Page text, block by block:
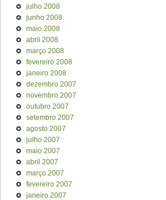
julho 2008
junho 2008
maio 2008
abril 2008
março 2008
fevereiro 2008
janeiro 2008
dezembro 2007
novembro 2007
outubro 2007
setembro 2007
agosto 2007
julho 2007
maio 2007
abril 2007
março 2007
fevereiro 2007
janeiro 2007